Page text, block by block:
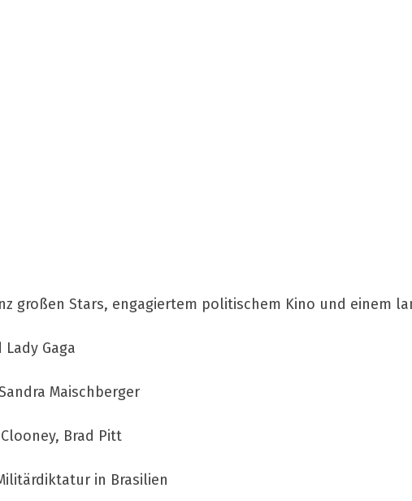
großen Stars, engagiertem politischem Kino und einem
Gaga
Maischberger
Brad Pitt
in Brasilien